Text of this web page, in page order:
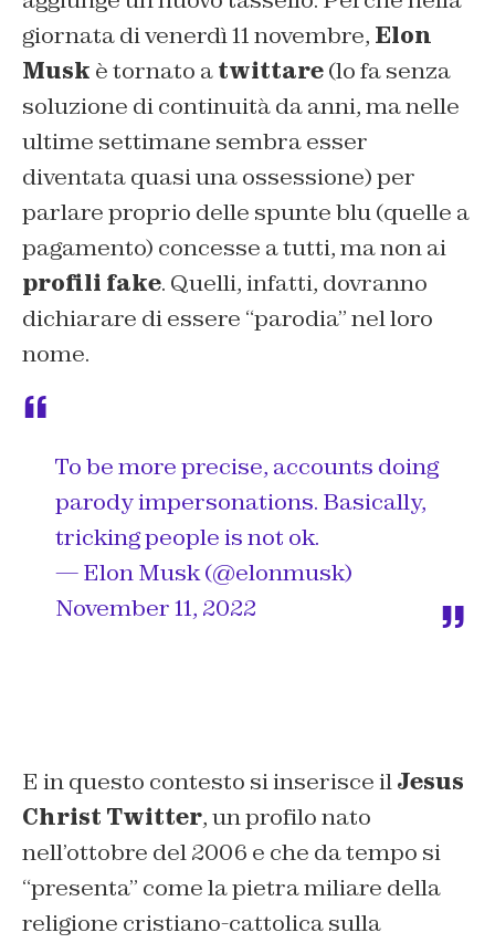
giornata di venerdì 11 novembre, Elon
Musk è tornato atwittare(lo fa senza
soluzione di continuità da anni, ma nelle
ultime settimane sembra esser
diventata quasi una ossessione) per
parlare proprio delle spunte blu (quelle a
pagamento) concesse a tutti, ma non ai
profili fake. Quelli, infatti, dovranno
dichiarare di essere “parodia” nel loro
nome.
To be more precise, accounts doing
parody impersonations. Basically,
tricking people is not ok.
— Elon Musk (@elonmusk)
November 11, 2022
E in questo contesto si inserisce ilJesus
Christ Twitter, un profilo nato
nell’ottobre del 2006 e che da tempo si
“presenta” come la pietra miliare della
religione cristiano-cattolica sulla